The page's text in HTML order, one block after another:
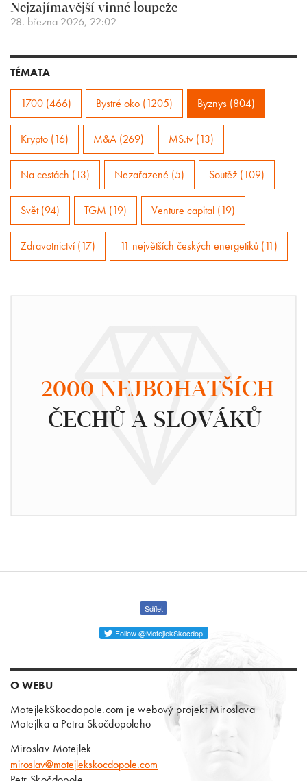
Nejzajímavější vinné loupeže
28. března 2026, 22:02
TÉMATA
1700 (466) Bystré oko (1205) Byznys (804)
Krypto (16) M&A (269) MS.tv (13)
Na cestách (13) Nezařazené (5) Soutěž (109)
Svět (94) TGM (19) Venture capital (19)
Zdravotnictví (17) 11 největších českých energetiků (11)
2000 NEJBOHATŠÍCH
ČECHŮ A SLOVÁKŮ
Sdílet
Follow @MotejlekSkocdop
O WEBU
MotejlekSkocdopole.com je webový projekt Miroslava
Motejlka a Petra Skočdopoleho
Miroslav Motejlek
miroslav@motejlekskocdopole.com